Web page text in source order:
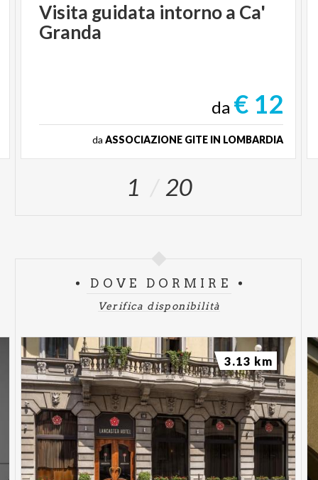
Visita guidata intornoa Ca'
Granda
da € 12
da ASSOCIAZIONE GITE IN LOMBARDIA
1 20
DOVE DORMIRE
Verifica disponibilità
3.13 km